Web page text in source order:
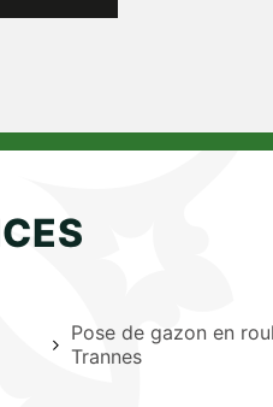
Pose de gazon en
Trannes